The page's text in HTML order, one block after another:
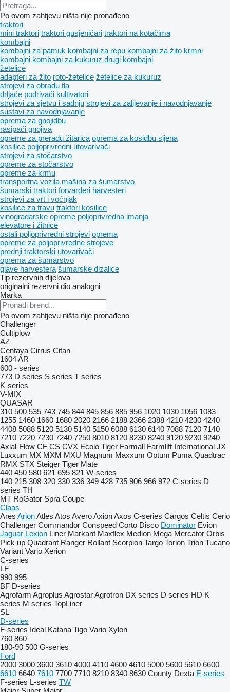
Po ovom zahtjevu ništa nije pronađeno
traktori
mini traktori traktori gusjeničari traktori na kotačima
kombajni
kombajni za pamuk kombajni za repu kombajni za žito krmni
kombajni kombajni za kukuruz drugi kombajni
žetelice
adapteri za žito roto-žetelice žetelice za kukuruz
strojevi za obradu tla
drljače podrivači kultivatori
strojevi za sjetvu i sadnju strojevi za zaliјеvanje i navodnjavanje
sustavi za navodnjavanje
oprema za gnojidbu
rasipači gnojiva
opreme za preradu žitarica oprema za kosidbu sijena
kosilice poljoprivredni utovarivači
strojevi za stočarstvo
opreme za stočarstvo
opreme za krmu
transportna vozila mašina za šumarstvo
šumarski traktori forvarderi harvesteri
strojevi za vrt i voćnjak
kosilice za travu traktori kosilice
vinogradarske opreme poljoprivrednа imanjа
elevatore i žitnice
ostali poljoprivredni strojevi oprema
opreme za poljoprivredne strojeve
prednji traktorski utovarivači
oprema za šumarstvo
glave harvestera šumarske dizalice
Tip rezervnih dijelova
originalni rezervni dio analogni
Marka
Po ovom zahtjevu ništa nije pronađeno
Challenger
Cultiplow
AZ
Centaya Cirrus Citan
1604AR
600 - series
773 D series S series T series
K-series
V-MIX
QUASAR
310 500 535 743 745 844 845 856 885 956 1020 1030 1056 1083
1255 1460 1660 1680 2020 2166 2188 2366 2388 4210 4230 4240
4408 5088 5120 5130 5140 5150 6088 6130 6140 7088 7120 7140
7210 7220 7230 7240 7250 8010 8120 8230 8240 9120 9230 9240
Axial-Flow CF CS CVX Ecolo Tiger Farmall Farmlift International JX
Luxxum MX MXM MXU Magnum Maxxum Optum Puma Quadtrac
RMX STX Steiger Tiger Mate
440 450 580 621 695 821 W-series
140 215 308 320 330 336 349 428 735 906 966 972 C-series D
series TH
MT RoGator Spra Coupe
Claas
Ares ArionAtles Atos AveroAxionAxos C-series Cargos Celtis Cerio
Challenger Commandor Conspeed Corto Disco Dominator Evion
Jaguar Lexion Liner Markant Maxflex Medion Mega Mercator Orbis
Pick up Quadrant Ranger Rollant Scorpion Targo Torion Trion Tucano
Variant Vario Xerion
C-series
LF
990 995
BF D-series
Agrofarm Agroplus AgrostarAgrotron DX series D series HD K
series M series TopLiner
SL
D-series
F-series Ideal Katana Tigo Vario Xylon
760 860
180-90 500 G-series
Ford
2000 3000 3600 3610 4000 4110 4600 4610 5000 5600 5610 6600
6610 6640 7610 7700 7710 8210 8340 8630 County Dexta E-series
F-series L-series TW